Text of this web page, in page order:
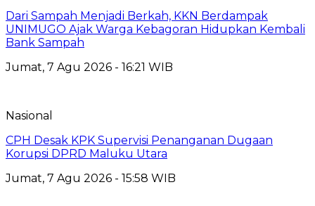
Dari Sampah Menjadi Berkah, KKN Berdampak
UNIMUGO Ajak Warga Kebagoran Hidupkan Kembali
Bank Sampah
Jumat, 7 Agu 2026 - 16:21 WIB
Nasional
CPH Desak KPK Supervisi Penanganan Dugaan
Korupsi DPRD Maluku Utara
Jumat, 7 Agu 2026 - 15:58 WIB